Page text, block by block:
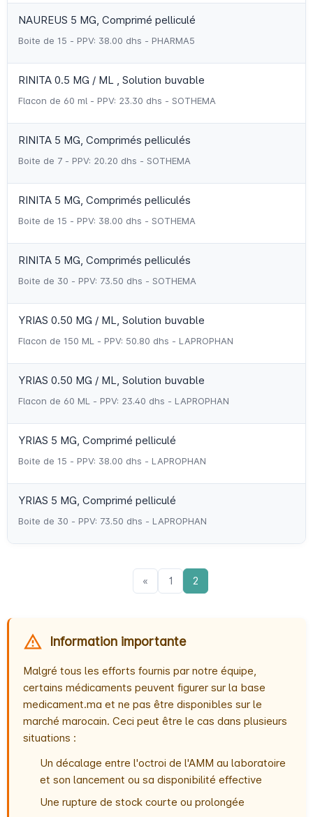
NAUREUS 5 MG, Comprimé pelliculé
Boite de 15 - PPV: 38.00 dhs - PHARMA5
RINITA 0.5 MG / ML , Solution buvable
Flacon de 60 ml - PPV: 23.30 dhs - SOTHEMA
RINITA 5 MG, Comprimés pelliculés
Boite de 7 - PPV: 20.20 dhs - SOTHEMA
RINITA 5 MG, Comprimés pelliculés
Boite de 15 - PPV: 38.00 dhs - SOTHEMA
RINITA 5 MG, Comprimés pelliculés
Boite de 30 - PPV: 73.50 dhs - SOTHEMA
YRIAS 0.50 MG / ML, Solution buvable
Flacon de 150 ML - PPV: 50.80 dhs - LAPROPHAN
YRIAS 0.50 MG / ML, Solution buvable
Flacon de 60 ML - PPV: 23.40 dhs - LAPROPHAN
YRIAS 5 MG, Comprimé pelliculé
Boite de 15 - PPV: 38.00 dhs - LAPROPHAN
YRIAS 5 MG, Comprimé pelliculé
Boite de 30 - PPV: 73.50 dhs - LAPROPHAN
« 1 2
Information importante
Malgré tous les efforts fournis par notre équipe,
certains médicaments peuvent figurer sur la base
medicament.ma et ne pas être disponibles sur le
marché marocain. Ceci peut être le cas dans plusieurs
situations :
Un décalage entre l'octroi de l'AMM au laboratoire
et son lancement ou sa disponibilité effective
Une rupture de stock courte ou prolongée